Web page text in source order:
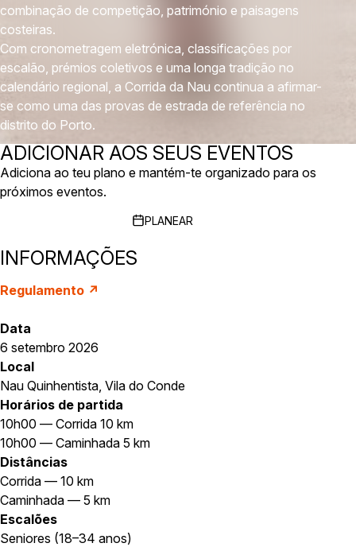
combinação de competição, património e paisagens
costeiras.
Com cronometragem eletrónica, classificações por
escalão, prémios coletivos e uma longa tradição no
calendário regional, a Corrida da Nau continua a afirmar-
se como uma das provas de estrada de referência no
distrito do Porto.
ADICIONAR AOS SEUS EVENTOS
Adiciona ao teu plano e mantém-te organizado para os
próximos eventos.
PLANEAR
INFORMAÇÕES
Regulamento ↗
Data
6 setembro 2026
Local
Nau Quinhentista, Vila do Conde
Horários de partida
10h00 — Corrida 10 km
10h00 — Caminhada 5 km
Distâncias
Corrida — 10 km
Caminhada — 5 km
Escalões
Seniores (18–34 anos)